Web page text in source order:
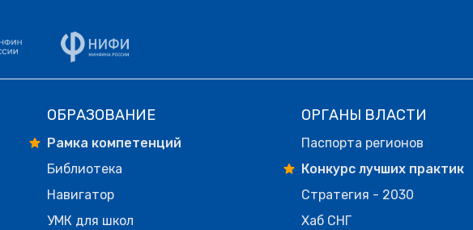
ОБРАЗОВАНИЕ
Рамка компетенций
Библиотека
Навигатор
УМК для школ
ОРГАНЫ ВЛАСТИ
Паспорта регионов
Конкурс лучших практик
Стратегия - 2030
Хаб СНГ